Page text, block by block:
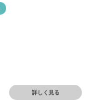
詳しく見る